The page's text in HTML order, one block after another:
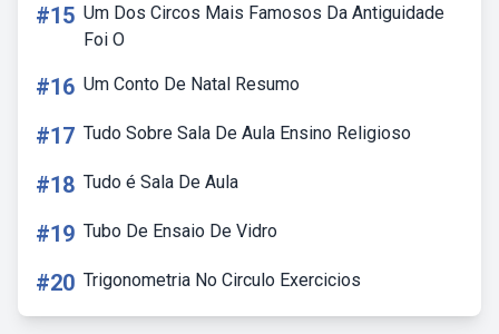
#15 Um Dos Circos Mais Famosos Da Antiguidade
Foi O
#16 Um Conto De Natal Resumo
#17 Tudo Sobre Sala De Aula Ensino Religioso
#18 Tudo é Sala De Aula
#19 Tubo De Ensaio De Vidro
#20 Trigonometria No Circulo Exercicios